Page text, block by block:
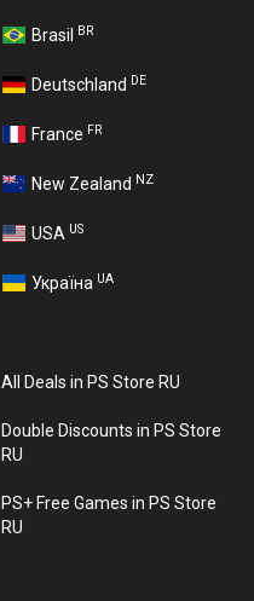
Brasil BR
Deutschland DE
France FR
New Zealand NZ
USA US
Україна UA
All Deals in PS Store RU
Double Discounts in PS Store
RU
PS+ Free Games in PS Store
RU